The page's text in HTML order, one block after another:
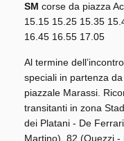
SM corse da piazza
15.15 15.25 15.35
16.45 16.55 17.05
Al termine
speciali in partenza
piazzale Marassi.
transitanti in zona
dei Platani - De
Martino), 82 (Quezzi